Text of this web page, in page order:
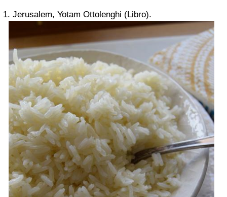
1. Jerusalem, Yotam Ottolenghi (Libro).